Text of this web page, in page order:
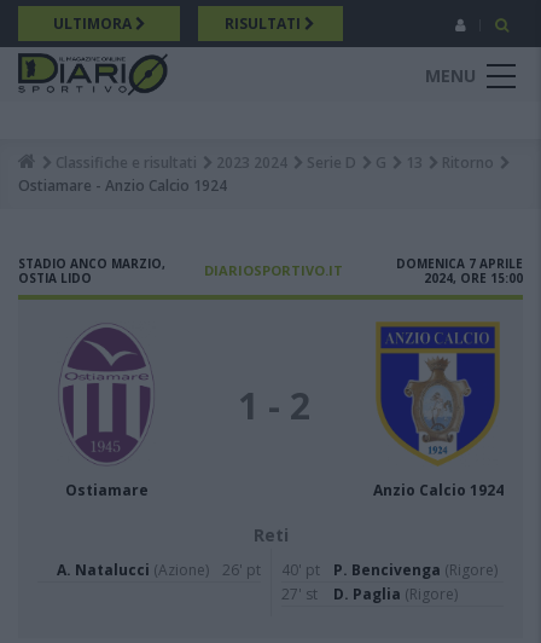
Salta
al
contenuto
principale
ULTIMORA RISULTATI
MENU
Breadcrumb
Classifiche e risultati 2023 2024 Serie D G 13
Ritorno
Ostiamare - Anzio Calcio 1924
STADIO ANCO MARZIO,
OSTIA LIDO
DIARIOSPORTIVO.IT
DOMENICA 7 APRILE
2024, ORE 15:00
Ostiamare
1 - 2
Anzio Calcio 1924
Reti
A. Natalucci (Azione) 26' pt 40' pt P. Bencivenga (Rigore)
27' st
D. Paglia (Rigore)